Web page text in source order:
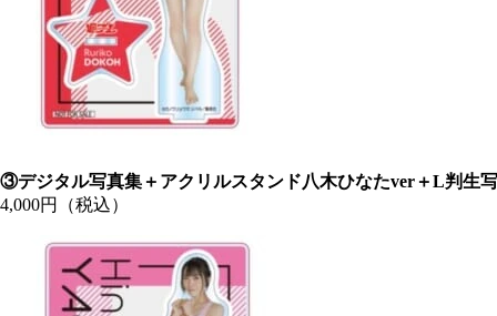
③デジタル写真集＋アクリルスタンド八木ひなたver＋L判生
4,000円（税込）